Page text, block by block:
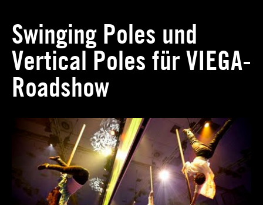
Swinging Poles und
Vertical Poles für VIEGA-
Roadshow